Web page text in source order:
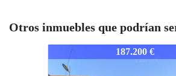
Otros inmuebles que podrían
187.200 €